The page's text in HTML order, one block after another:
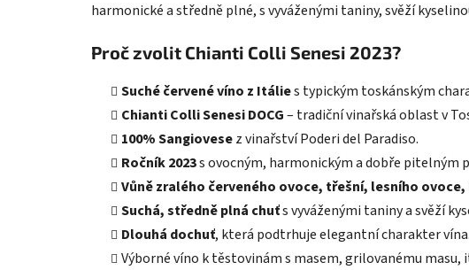
harmonické a středně plné, s vyváženými taniny, svěží
Proč zvolit Chianti Colli Senesi 2023?
Suché červené víno z Itálies typickým toskánským
Chianti Colli Senesi DOCG– tradiční vinařská oblast v
100% Sangiovesez vinařství Poderi del Paradiso.
Ročník 2023s ovocným, harmonickým a dobře pitelným
Vůně zralého červeného ovoce, třešní, lesního
Suchá, středně plná chuťs vyváženými taniny a svěží
Dlouhá dochuť, která podtrhuje elegantní charakter vína.
Výborné víno k těstovinám s masem, grilovanému